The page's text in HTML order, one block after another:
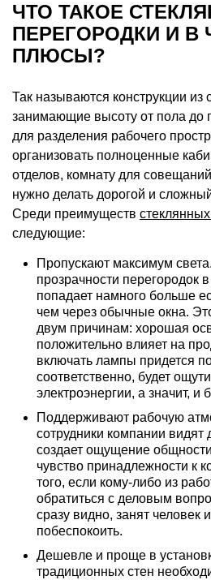
ЧТО ТАКОЕ
ПЕРЕГОРОДКИ И В
ПЛЮСЫ?
Так называются конструкции из
занимающие высоту от пола до
для разделения рабочего
организовать полноценные
отделов, комнату для
нужно делать дорогой и
Среди преимуществ
следующие:
Пропускают максимум
прозрачности перегородок
попадает намного больше
чем через обычные окна.
двум причинам: хорошая
положительно влияет на
включать лампы придется
соответственно, будет
электроэнергии, а значит,
Поддерживают рабочую
сотрудники компании видят
создает ощущение
чувство принадлежности к
того, если кому-либо из
обратиться с деловым
сразу видно, занят человек
побеспокоить.
Дешевле и проще в
традиционных стен